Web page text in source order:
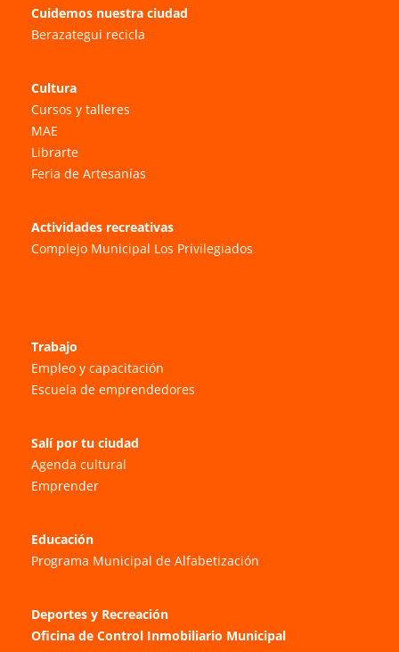
Cuidemos nuestra ciudad
Berazategui recicla
Cultura
Cursos y talleres
MAE
Librarte
Feria de Artesanías
Actividades recreativas
Complejo Municipal Los Privilegiados
Trabajo
Empleo y capacitación
Escuela de emprendedores
Salí por tu ciudad
Agenda cultural
Emprender
Educación
Programa Municipal de Alfabetización
Deportes y Recreación
Oficina de Control Inmobiliario Municipal